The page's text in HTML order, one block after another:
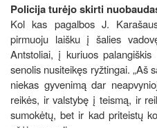
Policija turėjo skirti
Kol kas pagalbos J.
pirmuoju laišku į šalies
Antstoliai, į kuriuos
senolis nusiteikęs ryžtingai. „Aš
niekas gyvenimą dar
reikės, ir valstybę į teismą, ir
sumokėtų, bet ir kad priteistų